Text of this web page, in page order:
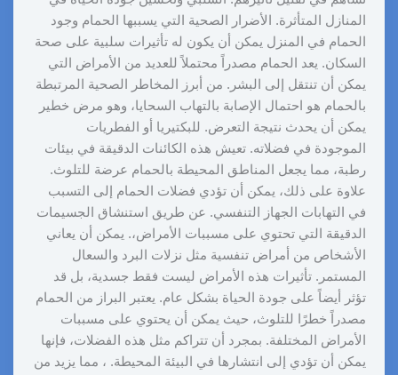
المنازل المتأثرة. الأضرار الصحية التي يسببها الحمام وجود
الحمام في المنزل يمكن أن يكون له تأثيرات سلبية على صحة
السكان. يعد الحمام مصدراً محتملاً للعديد من الأمراض التي
يمكن أن تنتقل إلى البشر. من أبرز المخاطر الصحية المرتبطة
بالحمام هو احتمال الإصابة بالتهاب السحايا، وهو مرض خطير
يمكن أن يحدث نتيجة التعرض. للبكتيريا أو الفطريات
الموجودة في فضلاته. تعيش هذه الكائنات الدقيقة في بيئات
رطبة، مما يجعل المناطق المحيطة بالحمام عرضة للتلوث.
علاوة على ذلك، يمكن أن تؤدي فضلات الحمام إلى التسبب
في التهابات الجهاز التنفسي. عن طريق استنشاق الجسيمات
الدقيقة التي تحتوي على مسببات الأمراض،. يمكن أن يعاني
الأشخاص من أمراض تنفسية مثل نزلات البرد والسعال
المستمر. تأثيرات هذه الأمراض ليست فقط جسدية، بل قد
تؤثر أيضاً على جودة الحياة بشكل عام. يعتبر البراز من الحمام
مصدراً خطرًا للتلوث، حيث يمكن أن يحتوي على مسببات
الأمراض المختلفة. بمجرد أن تتراكم مثل هذه الفضلات، فإنها
يمكن أن تؤدي إلى انتشارها في البيئة المحيطة. ، مما يزيد من